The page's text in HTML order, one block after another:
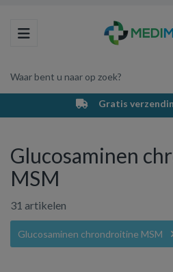
Toggle navigation
Waar bent u naar op zoek?
Winkelwagen
Uw
PostNL bezorging
Glucosaminen
MSM
31 artikelen
Glucosaminen chrondroitine MSM